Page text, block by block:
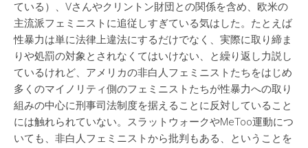
ている）、Vさんやクリントン財団との関係を含め、欧米の
主流派フェミニストに追従しすぎている気はした。たとえば
性暴力は単に法律上違法にするだけでなく、実際に取り締ま
りや処罰の対象とされなくてはいけない、と繰り返し力説し
ているけれど、アメリカの非白人フェミニストたちをはじめ
多くのマイノリティ側のフェミニストたちが性暴力への取り
組みの中心に刑事司法制度を据えることに反対していること
には触れられていない。スラットウォークやMeToo運動につ
いても、非白人フェミニストから批判もある、ということを